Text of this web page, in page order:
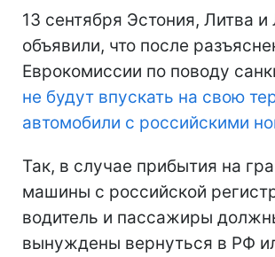
13 сентября Эстония, Литва и
объявили, что после
Еврокомиссии по поводу
не будут впускать на свою
автомобили с российскими
Так, в случае прибытия на
машины с российской
водитель и пассажиры
вынуждены вернуться в РФ